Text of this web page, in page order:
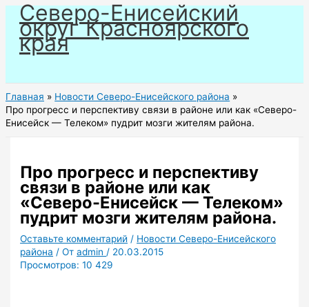
Перейти
содержимому
Северо-Енисейский
округ Красноярского
края
Главная
Новости Северо-Енисейского района
Про прогресс и перспективу связи в районе или как «Северо-
Енисейск — Телеком» пудрит мозги жителям района.
Про прогресс и перспективу
связи в районе или как
«Северо-Енисейск — Телеком»
пудрит мозги жителям района.
Оставьте комментарий / Новости Северо-Енисейского
района / Отadmin / 20.03.2015
Просмотров: 10 429